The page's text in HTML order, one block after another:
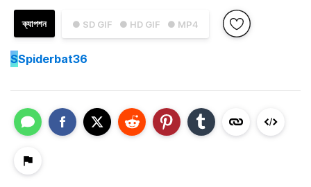
● SD GIF ● HD GIF ● MP4
ক্যাপশন
SSpiderbat36